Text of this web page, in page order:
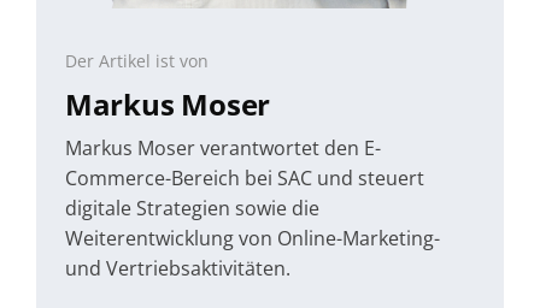
Der Artikel ist von
Markus Moser
Markus Moser verantwortet den E-
Commerce-Bereich bei SAC und steuert
digitale Strategien sowie die
Weiterentwicklung von Online-Marketing-
und Vertriebsaktivitäten.